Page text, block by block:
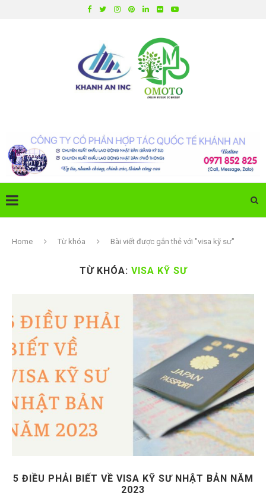
Home Từ khóa Bài viết được gắn thẻ với "visa kỹ sư"
TỪ KHÓA: VISA KỸ SƯ
5 ĐIỀU PHẢI BIẾT VỀ VISA KỸ SƯ NHẬT BẢN NĂM
2023